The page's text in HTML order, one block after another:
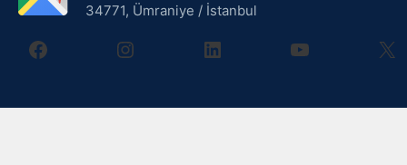
34771, Ümraniye / İstanbul
facebookinstagramlinkedin youtube X